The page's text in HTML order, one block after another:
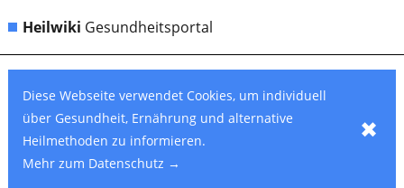
Heilwiki Gesundheitsportal
Diese Webseite verwendet Cookies, um individuell
über Gesundheit, Ernährung und alternative
Heilmethoden zu informieren.
Mehr zum Datenschutz →
✖